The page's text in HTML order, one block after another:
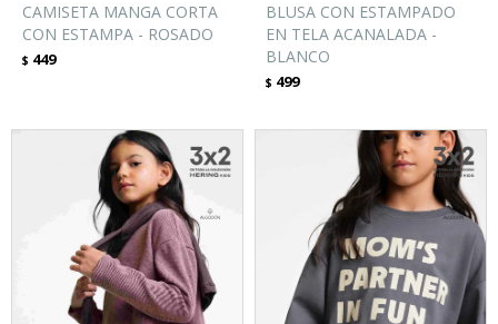
CAMISETA MANGA CORTA
CON ESTAMPA - ROSADO
$ 449
BLUSA CON ESTAMPADO
EN TELA ACANALADA -
BLANCO
$ 499